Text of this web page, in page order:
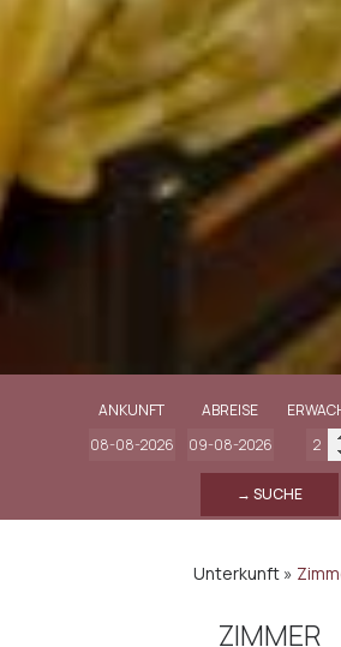
ANKUNFT ABREISE
→ SUCHE
Unterkunft »
ZIMMER